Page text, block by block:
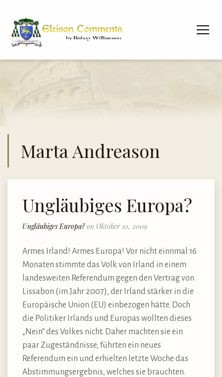
Marta Andreason
Ungläubiges Europa?
Ungläubiges Europa?on Oktober 10, 2009
Armes Irland! Armes Europa! Vor nicht einnmal 16
Monaten stimmte das Volk von Irland in einem
landesweiten Referendum gegen den Vertrag von
Lissabon (im Jahr 2007), der Irland stärker in die
Europäische Union (EU) einbezogen hätte. Doch
die Politiker Irlands und Europas wollten dieses
„Nein“ des Volkes nicht. Daher machten sie ein
paar Zugeständnisse, führten ein neues
Referendum ein und erhielten letzte Woche das
Abstimmungsergebnis, welches sie brauchten.